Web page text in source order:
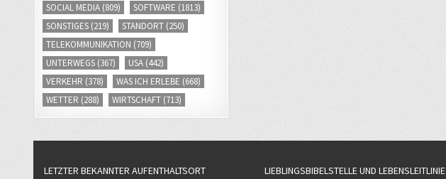
SOCIAL MEDIA (809) SOFTWARE (1813)
SONSTIGES (219) STANDORT (250)
TELEKOMMUNIKATION (709)
UNTERWEGS (367) USA (442)
VERKEHR (378) WAS ICH ERLEBE (668)
WETTER (288) WIRTSCHAFT (713)
LETZTER BEKANNTER AUFENTHALTSORT LIEBLINGSBIBELSTELLE UND LEBENSLEITLINIE